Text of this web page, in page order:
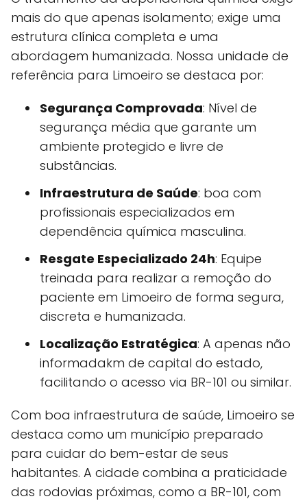
mais do que apenas isolamento; exige uma
estrutura clínica completa e uma
abordagem humanizada. Nossa unidade de
referência para Limoeiro se destaca por:
Segurança Comprovada: Nível de
segurança média que garante um
ambiente protegido e livre de
substâncias.
Infraestrutura de Saúde: boa com
profissionais especializados em
dependência química masculina.
Resgate Especializado 24h: Equipe
treinada para realizar a remoção do
paciente em Limoeiro de forma segura,
discreta e humanizada.
Localização Estratégica: A apenas não
informadakm de capital do estado,
facilitando o acesso via BR-101 ou similar.
Com boa infraestrutura de saúde, Limoeiro se
destaca como um município preparado
para cuidar do bem-estar de seus
habitantes. A cidade combina a praticidade
das rodovias próximas, como a BR-101, com